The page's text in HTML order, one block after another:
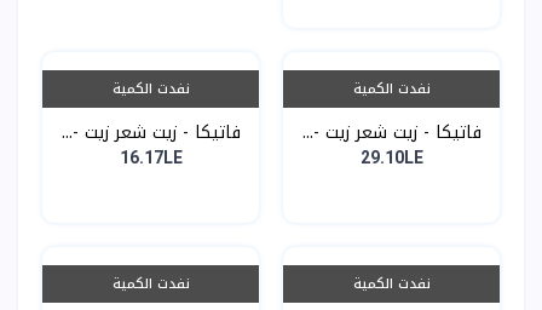
نفدت الكمية
فاتيكا - زيت شعر زيت -...
29.10LE
نفدت الكمية
فاتيكا - زيت شعر زيت -...
16.17LE
نفدت الكمية نفدت الكمية